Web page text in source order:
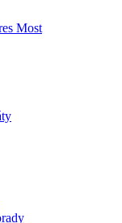
Most